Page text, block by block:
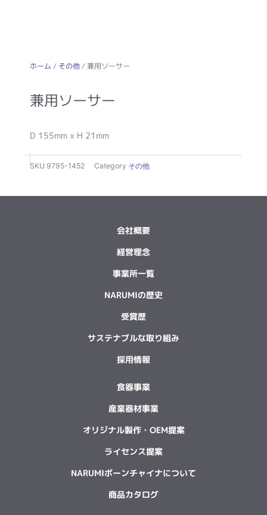
ホーム / その他/ 兼用ソーサー
兼用ソーサー
D 155mm x H 21mm
SKU 9795-1452 Category その他
会社概要
経営理念
事業所一覧
NARUMIの歴史
受賞歴
サステナブルな取り組み
採用情報
食器事業
産業器材事業
オリジナル製作・OEM提案
ライセンス提案
NARUMIボーンチャイナについて
商品カタログ